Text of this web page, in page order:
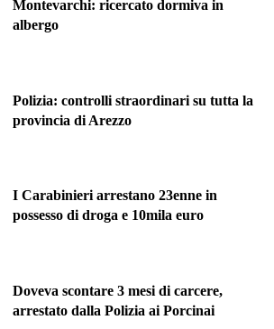
Montevarchi: ricercato dormiva in
albergo
Polizia: controlli straordinari su tutta la
provincia di Arezzo
I Carabinieri arrestano 23enne in
possesso di droga e 10mila euro
Doveva scontare 3 mesi di carcere,
arrestato dalla Polizia ai Porcinai